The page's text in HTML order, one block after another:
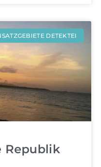
DETEKTEI
Republik